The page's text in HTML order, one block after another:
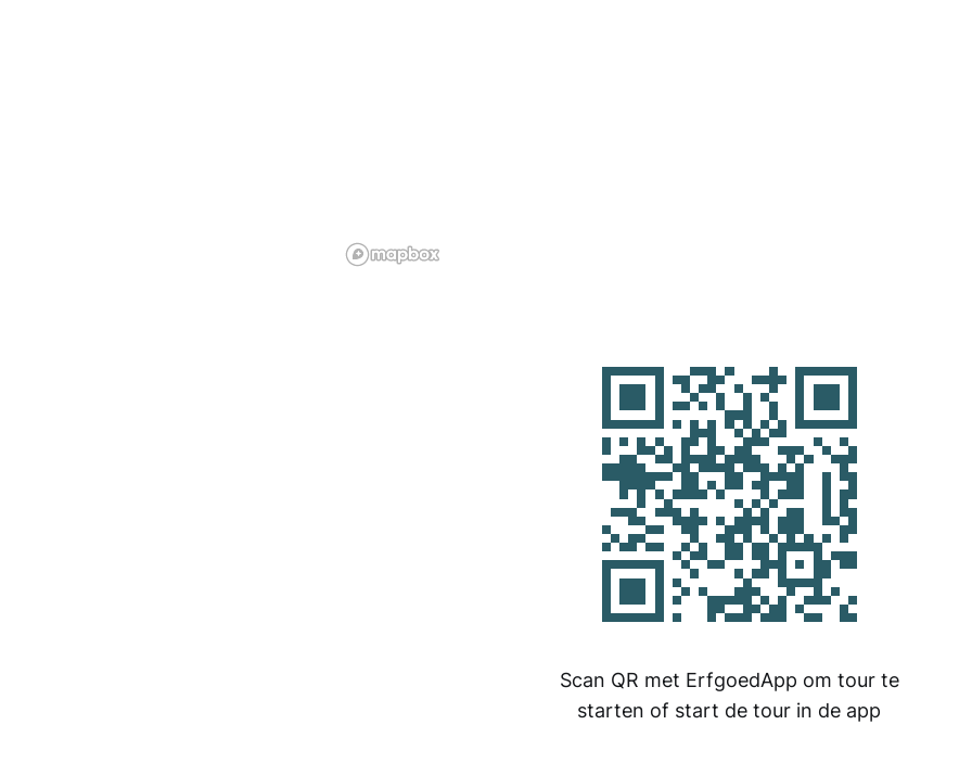
Scan QR met ErfgoedApp om tour te
starten of start de tour in de app